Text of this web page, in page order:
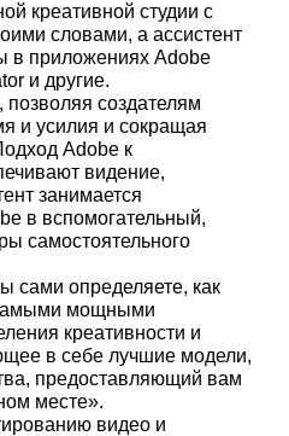
креативной студии с
словами, а ассистент
в приложениях Adobe
и другие.
создателям
и усилия и сокращая
Adobe к
видение,
занимается
в вспомогательный,
самостоятельного
сами определяете, как
самыми мощными
креативности и
в себе лучшие модели,
предоставляющий вам
месте».
видео и